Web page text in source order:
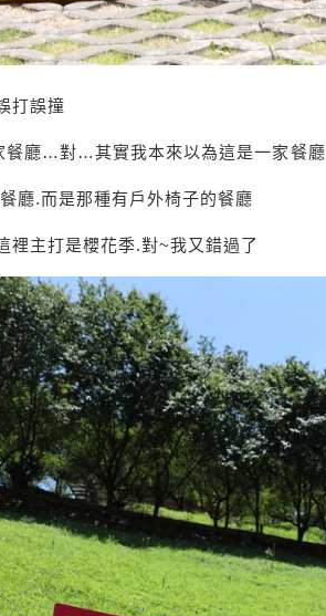
打誤撞
餐廳…對…其實我本來以為這是一家餐廳
廳.而是那種有戶外椅子的餐廳
裡主打是櫻花季.對~我又錯過了